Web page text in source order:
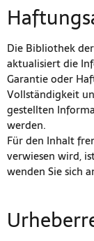
Die Bibliothek
aktualisiert die
Garantie oder
Vollständigkeit
gestellten
werden.
Für den Inhalt
verwiesen wird,
wenden Sie sich